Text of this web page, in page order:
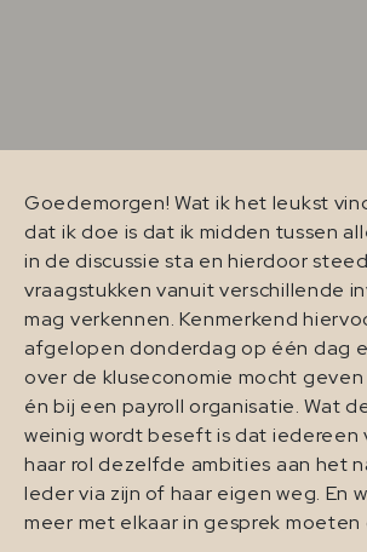
Goedemorgen! Wat ik het leukst
dat ik doe is dat ik midden tussen
in de discussie sta en hierdoor
vraagstukken vanuit verschillende
mag verkennen. Kenmerkend
afgelopen donderdag op één dag
over de kluseconomie mocht geven
én bij een payroll organisatie. Wat
weinig wordt beseft is dat iedereen
haar rol dezelfde ambities aan het
Ieder via zijn of haar eigen weg. En
meer met elkaar in gesprek moeten